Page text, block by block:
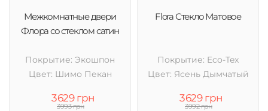
Межкомнатные двери
Флора со стеклом сатин
Покрытие: Экошпон
Цвет: Шимо Пекан
3629 грн
3993 грн
Flora Стекло Матовое
Покрытие: Eco-Tex
Цвет: Ясень Дымчатый
3629 грн
3992 грн